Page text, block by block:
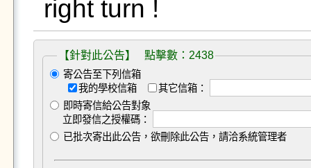
【針對此公告】 點擊數：2438
寄公告至下列信箱
我的學校信箱
其它信箱：
即時寄信給公告對象
立即發信之授權碼：
已批次寄出此公告，欲刪除此公告，請洽系統管理者